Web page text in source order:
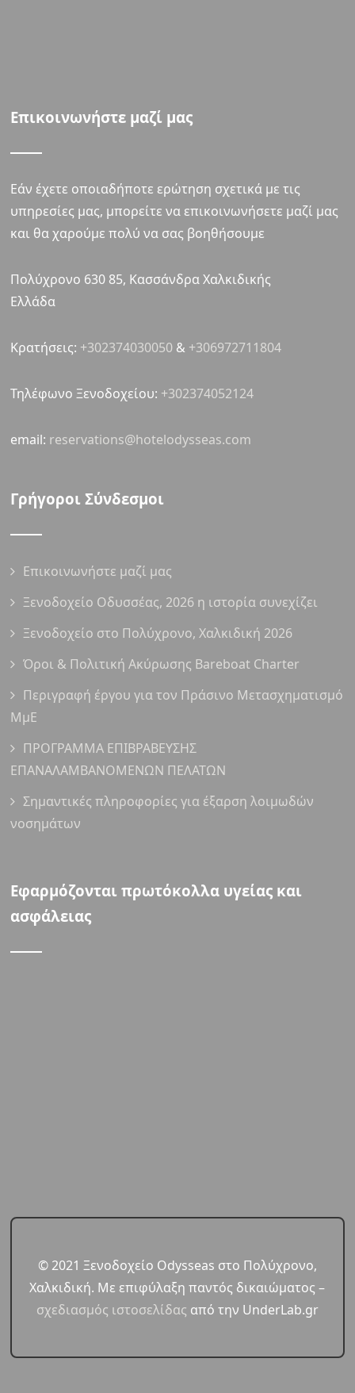
Επικοινωνήστε μαζί μας
Εάν έχετε οποιαδήποτε ερώτηση σχετικά με τις
υπηρεσίες μας, μπορείτε να επικοινωνήσετε μαζί μας
και θα χαρούμε πολύ να σας βοηθήσουμε
Πολύχρονο 630 85, Κασσάνδρα Χαλκιδικής
Ελλάδα
Κρατήσεις: +302374030050 & +306972711804
Τηλέφωνο Ξενοδοχείου: +302374052124
email: reservations@hotelodysseas.com
Γρήγοροι Σύνδεσμοι
Επικοινωνήστε μαζί μας
Ξενοδοχείο Οδυσσέας, 2026 η ιστορία συνεχίζει
Ξενοδοχείο στο Πολύχρονο, Χαλκιδική 2026
Όροι & Πολιτική Ακύρωσης Bareboat Charter
Περιγραφή έργου για τον Πράσινο Μετασχηματισμό
ΜμΕ
ΠΡΟΓΡΑΜΜΑ ΕΠΙΒΡΑΒΕΥΣΗΣ
ΕΠΑΝΑΛΑΜΒΑΝΟΜΕΝΩΝ ΠΕΛΑΤΩΝ
Σημαντικές πληροφορίες για έξαρση λοιμωδών
νοσημάτων
Εφαρμόζονται πρωτόκολλα υγείας και
ασφάλειας
© 2021 Ξενοδοχείο Odysseas στο Πολύχρονο,
Χαλκιδική. Με επιφύλαξη παντός δικαιώματος –
σχεδιασμός ιστοσελίδας από την UnderLab.gr